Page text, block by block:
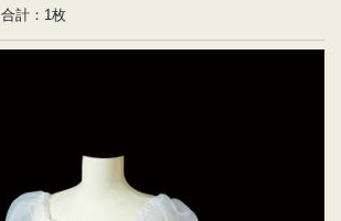
計：1枚